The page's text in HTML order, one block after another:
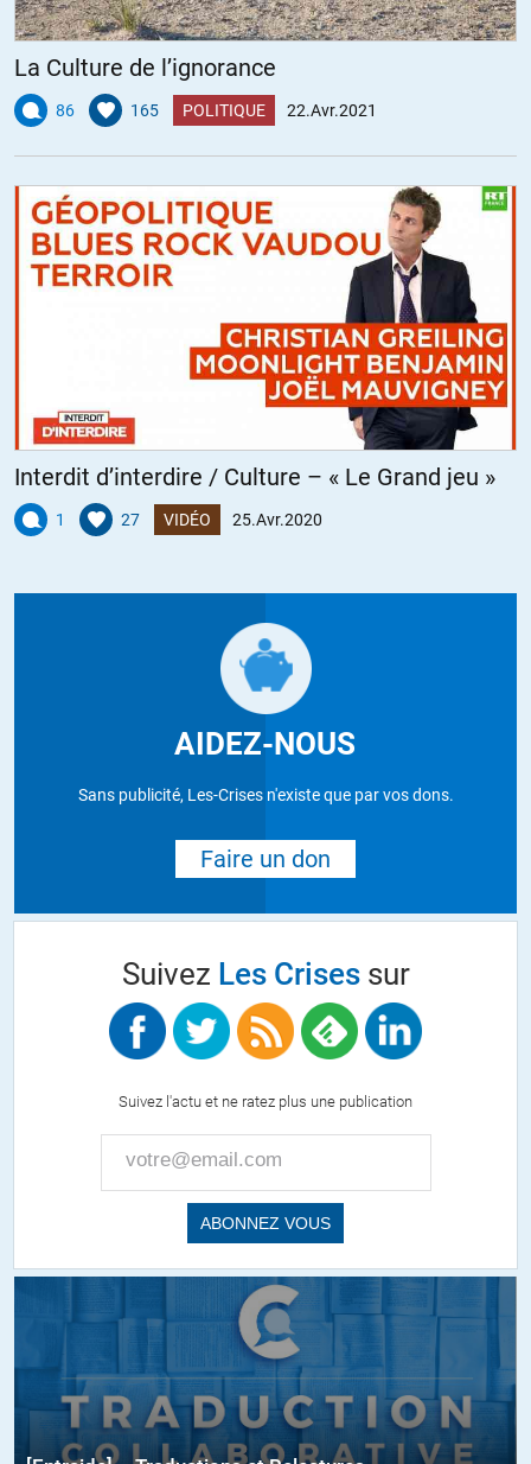
La Culture de l’ignorance
86 165 POLITIQUE 22.Avr.2021
Interdit d’interdire / Culture – « Le Grand jeu »
1 27 VIDÉO 25.Avr.2020
AIDEZ-NOUS
Sans publicité, Les-Crises n'existe que par vos dons.
Faire un don
Suivez Les Crisessur
Suivez l'actu et ne ratez plus une publication